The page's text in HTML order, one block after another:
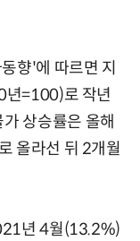
향'에 따르면 지
=100)로 작년
상승률은 올해
올라선 뒤 2개월
년 4월(13.2%)